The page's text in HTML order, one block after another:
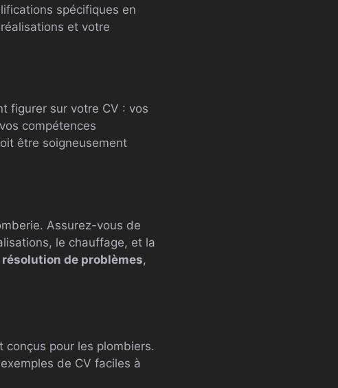
spécifiques en
et votre
figurer sur votre CV : vos
compétences
être soigneusement
Assurez-vous de
le chauffage, et la
résolution de problèmes,
pour les plombiers.
de CV faciles à